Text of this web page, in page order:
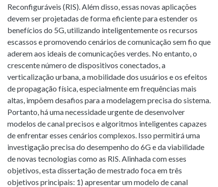
Reconfiguráveis (RIS). Além disso, essas novas aplicações
devem ser projetadas de forma eficiente para estender os
benefícios do 5G, utilizando inteligentemente os recursos
escassos e promovendo cenários de comunicação sem fio que
aderem aos ideais de comunicações verdes. No entanto, o
crescente número de dispositivos conectados, a
verticalização urbana, a mobilidade dos usuários e os efeitos
de propagação física, especialmente em frequências mais
altas, impõem desafios para a modelagem precisa do sistema.
Portanto, há uma necessidade urgente de desenvolver
modelos de canal precisos e algoritmos inteligentes capazes
de enfrentar esses cenários complexos. Isso permitirá uma
investigação precisa do desempenho do 6G e da viabilidade
de novas tecnologias como as RIS. Alinhada com esses
objetivos, esta dissertação de mestrado foca em três
objetivos principais: 1) apresentar um modelo de canal